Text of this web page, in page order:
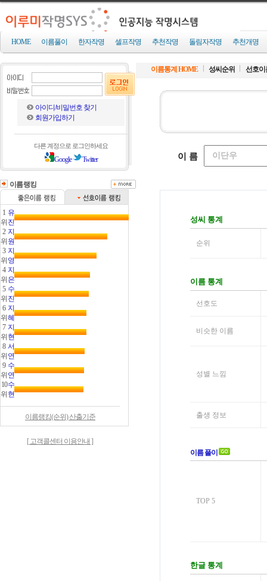
HOME 이름풀이 한자작명 셀프작명 추천작명 돌림자작명 추천개명
아이디/비밀번호 찾기
회원가입하기
다른 계정으로 로그인하세요
Google Twitter
이름랭킹
1
위
유
진
2
위
지
원
3
위
지
영
4
위
지
은
5
위
수
진
6
위
지
혜
7
위
지
현
8
위
서
연
9
위
수
연
10
위
수
현
이름랭킹(순위) 산출기준
[ 고객콜센터 이용안내 ]
이름통계 HOME 성씨순위 선호